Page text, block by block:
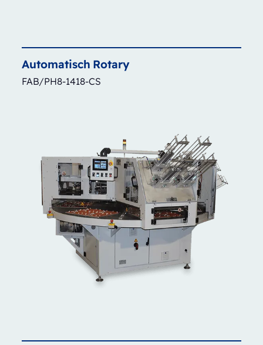
Automatisch Rotary
FAB/PH8-1418-CS